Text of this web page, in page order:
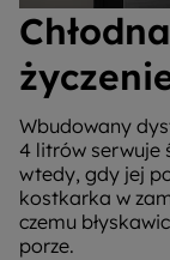
Wbudowany
4 litrów serwuje
wtedy, gdy jej
kostkarka w
czemu
porze.